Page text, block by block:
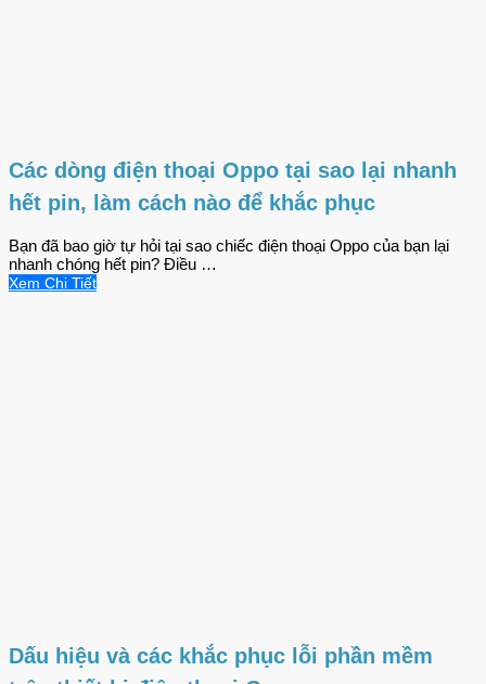
Các dòng điện thoại Oppo tại sao lại nhanh
hết pin, làm cách nào để khắc phục
Bạn đã bao giờ tự hỏi tại sao chiếc điện thoại Oppo của bạn lại
nhanh chóng hết pin? Điều …
Xem Chi Tiết
Dấu hiệu và các khắc phục lỗi phần mềm